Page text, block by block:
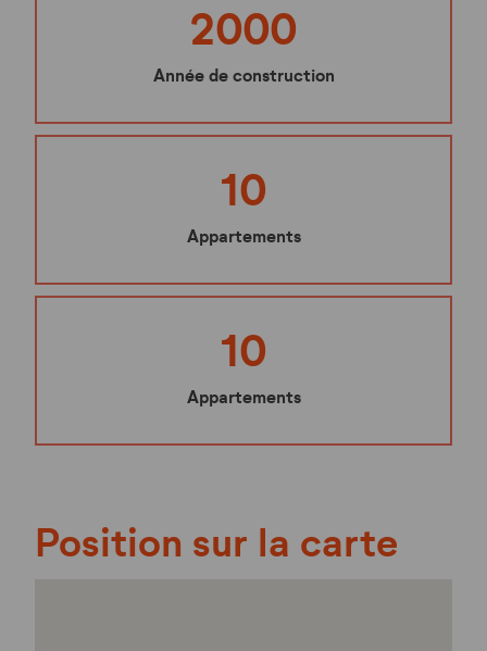
2000
Année de construction
10
Appartements
10
Appartements
Position sur la carte